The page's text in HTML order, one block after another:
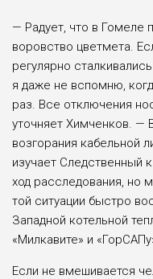
— Радует, что в Гомеле
воровство цветмета.
регулярно
я даже не вспомню,
раз. Все отключения
уточняет Химченков. —
возгорания кабельной
изучает Следственный
ход расследова­ния, но
той ситуации быстро
Западной котельной
«Милкавите» и
Если не вмешивается